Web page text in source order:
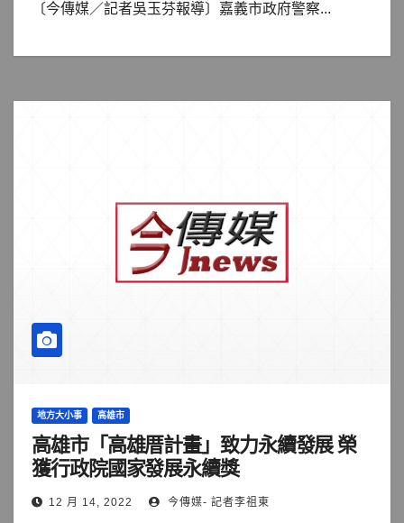
〔今傳媒／記者吳玉芬報導〕嘉義市政府警察...
地方大小事 高雄市
高雄市「高雄厝計畫」致力永續發展 榮
獲行政院國家發展永續獎
12 月 14, 2022 今傳媒- 記者李祖東